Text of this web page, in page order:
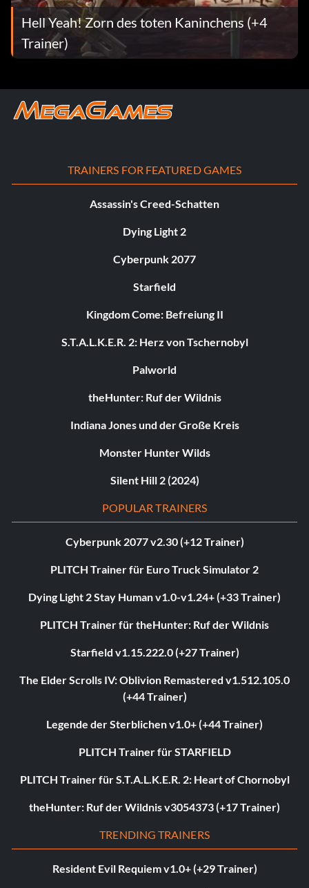
Hell Yeah! Zorn des toten Kaninchens (+4
Trainer)
TRAINERS FOR FEATURED GAMES
Assassin's Creed-Schatten
Dying Light 2
Cyberpunk 2077
Starfield
Kingdom Come: Befreiung II
S.T.A.L.K.E.R. 2: Herz von Tschernobyl
Palworld
theHunter: Ruf der Wildnis
Indiana Jones und der Große Kreis
Monster Hunter Wilds
Silent Hill 2 (2024)
POPULAR TRAINERS
Cyberpunk 2077 v2.30 (+12 Trainer)
PLITCH Trainer für Euro Truck Simulator 2
Dying Light 2 Stay Human v1.0-v1.24+ (+33 Trainer)
PLITCH Trainer für theHunter: Ruf der Wildnis
Starfield v1.15.222.0 (+27 Trainer)
The Elder Scrolls IV: Oblivion Remastered v1.512.105.0
(+44 Trainer)
Legende der Sterblichen v1.0+ (+44 Trainer)
PLITCH Trainer für STARFIELD
PLITCH Trainer für S.T.A.L.K.E.R. 2: Heart of Chornobyl
theHunter: Ruf der Wildnis v3054373 (+17 Trainer)
TRENDING TRAINERS
Resident Evil Requiem v1.0+ (+29 Trainer)